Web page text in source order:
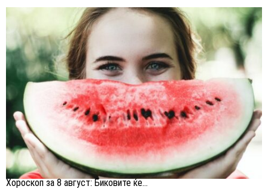
Хороскоп за 8 август: Биковите ќе...